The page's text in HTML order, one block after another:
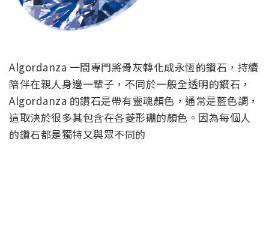
Algordanza 一間專門將骨灰轉化成永恆的鑽石，持續
陪伴在親人身邊一輩子，不同於一般全透明的鑽石，
Algordanza 的鑽石是帶有靈魂顏色，通常是藍色調，
這取決於很多其包含在各菱形硼的顏色。因為每個人
的鑽石都是獨特又與眾不同的